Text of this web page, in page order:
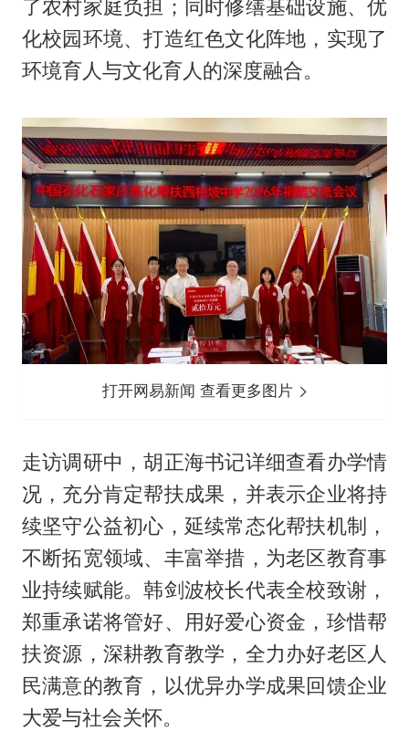
了农村家庭负担；同时修缮基础设施、优
化校园环境、打造红色文化阵地，实现了
环境育人与文化育人的深度融合。
打开网易新闻 查看更多图片
走访调研中，胡正海书记详细查看办学情
况，充分肯定帮扶成果，并表示企业将持
续坚守公益初心，延续常态化帮扶机制，
不断拓宽领域、丰富举措，为老区教育事
业持续赋能。韩剑波校长代表全校致谢，
郑重承诺将管好、用好爱心资金，珍惜帮
扶资源，深耕教育教学，全力办好老区人
民满意的教育，以优异办学成果回馈企业
大爱与社会关怀。